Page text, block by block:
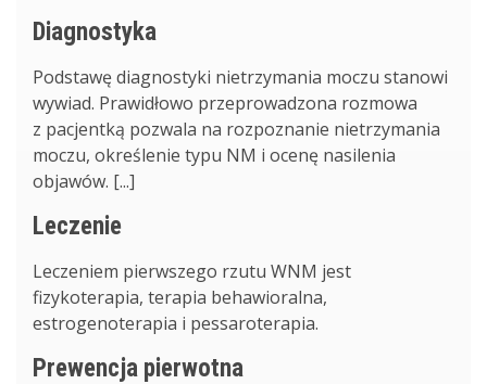
Diagnostyka
Podstawę diagnostyki nietrzymania moczu stanowi
wywiad. Prawidłowo przeprowadzona rozmowa
z pacjentką pozwala na rozpoznanie nietrzymania
moczu, określenie typu NM i ocenę nasilenia
objawów. [...]
Leczenie
Leczeniem pierwszego rzutu WNM jest
fizykoterapia, terapia behawioralna,
estrogenoterapia i pessaroterapia.
Prewencja pierwotna